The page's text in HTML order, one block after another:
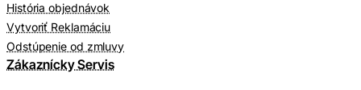
História objednávok
Vytvoriť Reklamáciu
Odstúpenie od zmluvy
Zákaznícky Servis